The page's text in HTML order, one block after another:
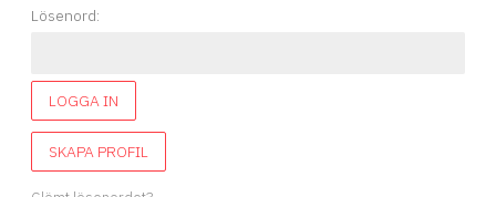
Lösenord:
LOGGA IN
SKAPA PROFIL